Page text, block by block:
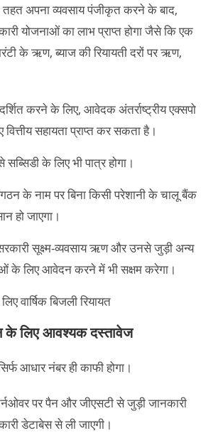
अपना व्यवसाय पंजीकृत करने के बाद,
योजनाओं का लाभ प्राप्त होगा जैसे कि एक
के ऋण, ब्याज की रियायती दरों पर ऋण,
करने के लिए, आवेदक अंतर्राष्ट्रीय एक्सपो
सहायता प्राप्त कर सकता है।
के लिए भी पात्र होगा।
के नाम पर बिना किसी परेशानी के चालू बैंक
हो जाएगा।
सूक्ष्म-व्यवसाय ऋण और उनसे जुड़ी अन्य
के लिए आवेदन करने में भी सक्षम करेगा।
वार्षिक बिजली रियायत
के लिए आवश्यक दस्तावेज
आधार नंबर ही काफी होगा।
पर पैन और जीएसटी से जुड़ी जानकारी
डेटाबेस से ली जाएगी।